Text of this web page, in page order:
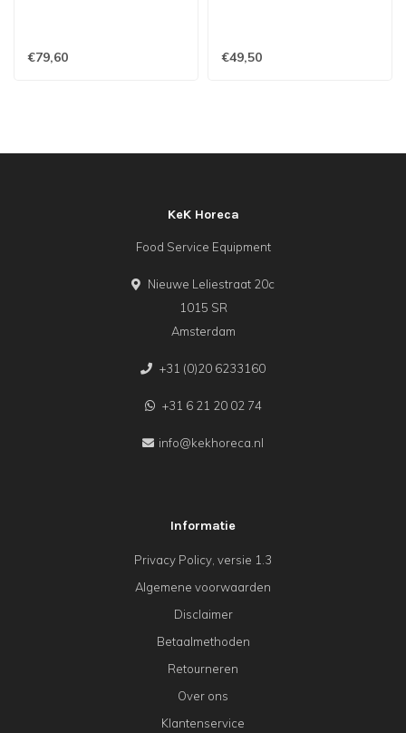
€79,60 €49,50
KeK Horeca
Food Service Equipment
Nieuwe Leliestraat 20c
1015 SR
Amsterdam
+31 (0)20 6233160
+31 6 21 20 02 74
info@kekhoreca.nl
Informatie
Privacy Policy, versie 1.3
Algemene voorwaarden
Disclaimer
Betaalmethoden
Retourneren
Over ons
Klantenservice